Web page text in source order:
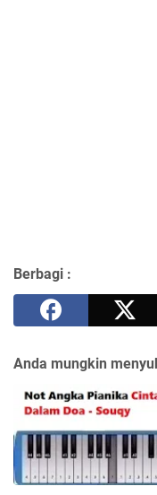
Berbagi :
Anda mungkin